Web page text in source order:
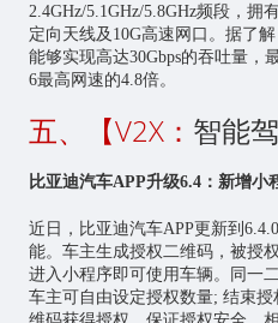
2.4GHz/5.1GHz/5.8GHz频段，拥
定向天线及10G高速网口。据了
能够实现高达30Gbps的吞吐量，
6最高网速的4.8倍。
五、【V2X： 智能
比亚迪汽车APP升级6.4：新增小
近日，比亚迪汽车APP更新到
能。车主生成授权二维码，被授
进入小程序即可使用车辆。同一
车主可自由设定授权数量; 结束